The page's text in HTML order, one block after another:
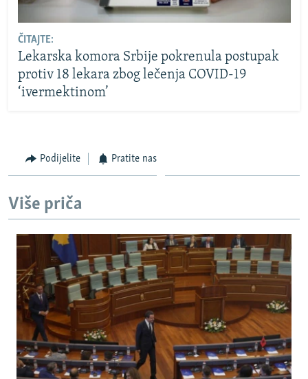
ČITAJTE:
Lekarska komora Srbije pokrenula postupak
protiv 18 lekara zbog lečenja COVID-19
‘ivermektinom’
Podijelite Pratite nas
Više priča